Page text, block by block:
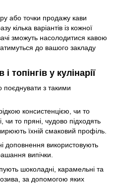
або точки продажу кави
кілька варіантів із кожної
зможуть насолодитися кавою
до вашого закладу
топінгів у кулінарії
з такими
консистенцією, чи то
чи то пряні, чудово підходять
їхній смаковий профіль.
доповнення використовують
випічки.
шоколадні, карамельні та
за допомогою яких